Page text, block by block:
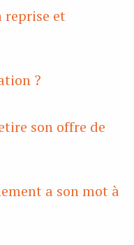
reprise et
?
son offre de
a son mot à